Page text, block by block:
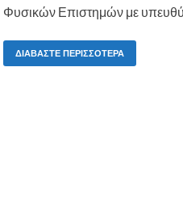
Φυσικών Επιστημών με
ΔΙΆΒΑΣΤΕ ΠΕΡΙΣΣΌΤΕΡΑ